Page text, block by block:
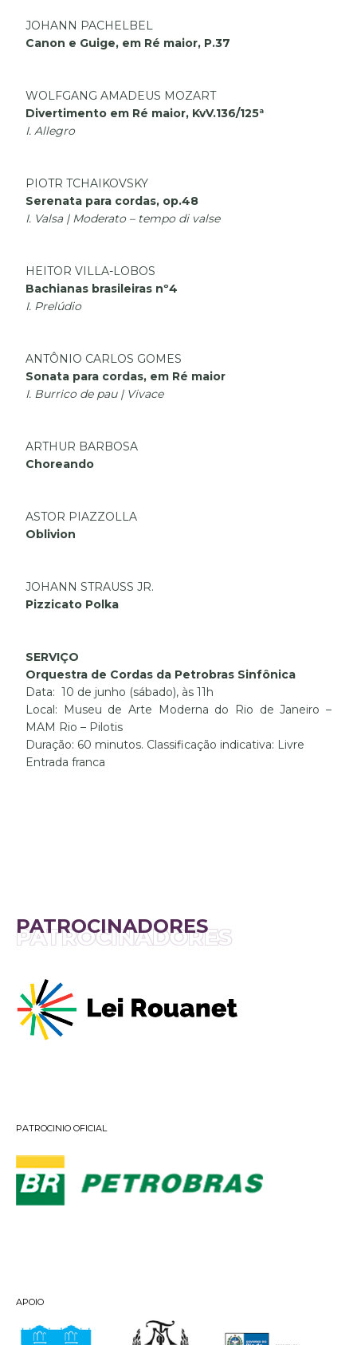
JOHANN PACHELBEL
Canon e Guige, em Ré maior, P.37
WOLFGANG AMADEUS MOZART
Divertimento em Ré maior, KvV.136/125ª
I. Allegro
PIOTR TCHAIKOVSKY
Serenata para cordas, op.48
I. Valsa | Moderato – tempo di valse
HEITOR VILLA-LOBOS
Bachianas brasileiras nº4
I. Prelúdio
ANTÔNIO CARLOS GOMES
Sonata para cordas, em Ré maior
I. Burrico de pau | Vivace
ARTHUR BARBOSA
Choreando
ASTOR PIAZZOLLA
Oblivion
JOHANN STRAUSS JR.
Pizzicato Polka
SERVIÇO
Orquestra de Cordas da Petrobras Sinfônica
Data: 10 de junho (sábado), às 11h
Local: Museu de Arte Moderna do Rio de Janeiro –
MAM Rio – Pilotis
Duração: 60 minutos. Classificação indicativa: Livre
Entrada franca
PATROCINADORES
PATROCINADORES
PATROCINIO OFICIAL
APOIO